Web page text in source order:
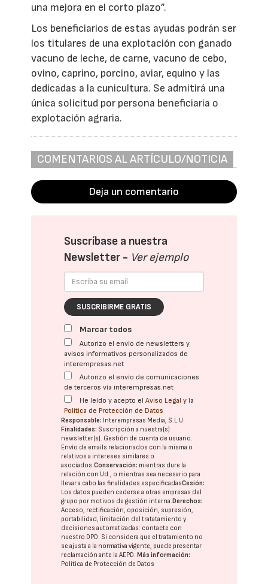
una mejora en el corto plazo”.
Los beneficiarios de estas ayudas podrán ser
los titulares de una explotación con ganado
vacuno de leche, de carne, vacuno de cebo,
ovino, caprino, porcino, aviar, equino y las
dedicadas a la cunicultura. Se admitirá una
única solicitud por persona beneficiaria o
explotación agraria.
COMENTARIOS AL ARTÍCULO/NOTICIA
Deja un comentario
Suscríbase a nuestra
Newsletter - Ver ejemplo
SUSCRIBIRME GRATIS
Marcar todos
Autorizo el envío de newsletters y
avisos informativos personalizados de
interempresas.net
Autorizo el envío de comunicaciones
de terceros vía interempresas.net
He leído y acepto elAviso Legal y la
Política de Protección de Datos
Responsable: Interempresas Media, S.L.U.
Finalidades: Suscripción a nuestra(s)
newsletter(s). Gestión de cuenta de usuario.
Envío de emails relacionados con la misma o
relativos a intereses similares o
asociados.Conservación: mientras dure la
relación con Ud., o mientras sea necesario para
llevar a cabo las finalidades especificadasCesión:
Los datos pueden cederse a otras empresas del
grupo por motivos de gestión interna.Derechos:
Acceso, rectificación, oposición, supresión,
portabilidad, limitación del tratatamiento y
decisiones automatizadas: contacte con
nuestro DPD. Si considera que el tratamiento no
se ajusta a la normativa vigente, puede presentar
reclamación ante laAEPD.Más información:
Política de Protección de Datos